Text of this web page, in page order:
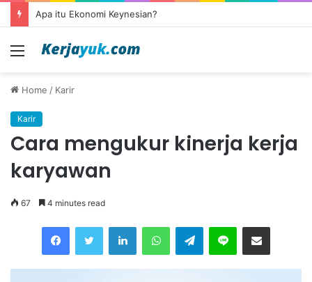
Apa itu outsourcing?
Menu
Home / Karir
Karir
Cara mengukur kinerja kerja
karyawan
67 4 minutes read
Telegram